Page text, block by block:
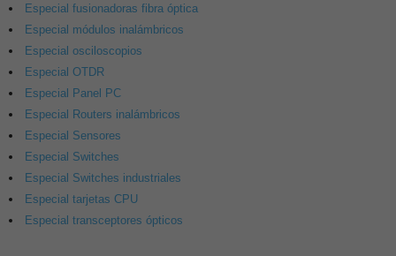
Especial fusionadoras fibra óptica
Especial módulos inalámbricos
Especial osciloscopios
Especial OTDR
Especial Panel PC
Especial Routers inalámbricos
Especial Sensores
Especial Switches
Especial Switches industriales
Especial tarjetas CPU
Especial transceptores ópticos